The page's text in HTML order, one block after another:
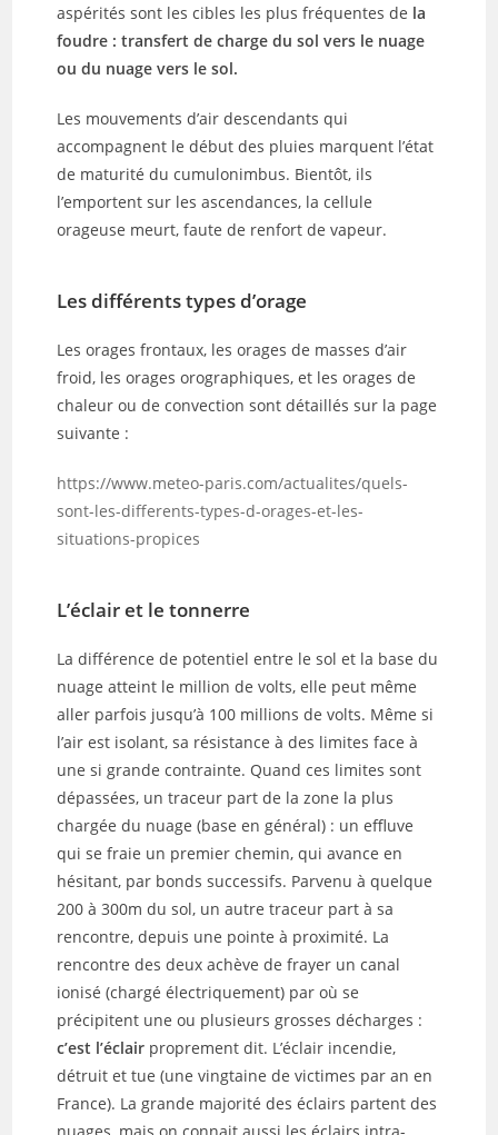
aspérités sont les cibles les plus fréquentes de la
foudre : transfert de charge du sol vers le nuage
ou du nuage vers le sol.
Les mouvements d’air descendants qui
accompagnent le début des pluies marquent l’état
de maturité du cumulonimbus. Bientôt, ils
l’emportent sur les ascendances, la cellule
orageuse meurt, faute de renfort de vapeur.
Les différents types d’orage
Les orages frontaux, les orages de masses d’air
froid, les orages orographiques, et les orages de
chaleur ou de convection sont détaillés sur la page
suivante :
https://www.meteo-paris.com/actualites/quels-
sont-les-differents-types-d-orages-et-les-
situations-propices
L’éclair et le tonnerre
La différence de potentiel entre le sol et la base du
nuage atteint le million de volts, elle peut même
aller parfois jusqu’à 100 millions de volts. Même si
l’air est isolant, sa résistance à des limites face à
une si grande contrainte. Quand ces limites sont
dépassées, un traceur part de la zone la plus
chargée du nuage (base en général) : un effluve
qui se fraie un premier chemin, qui avance en
hésitant, par bonds successifs. Parvenu à quelque
200 à 300m du sol, un autre traceur part à sa
rencontre, depuis une pointe à proximité. La
rencontre des deux achève de frayer un canal
ionisé (chargé électriquement) par où se
précipitent une ou plusieurs grosses décharges :
c’est l’éclair proprement dit. L’éclair incendie,
détruit et tue (une vingtaine de victimes par an en
France). La grande majorité des éclairs partent des